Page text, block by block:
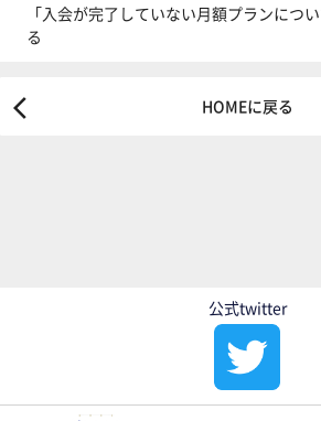
「入会が完了していない月額プランにつ
る
arrow_back_ios HOMEに戻る
公式twitter